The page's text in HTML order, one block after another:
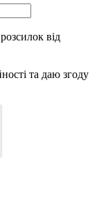
від
та даю згоду